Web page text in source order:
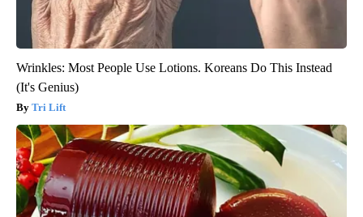
Wrinkles: Most People Use Lotions. Koreans Do This Instead
(It's Genius)
Tri Lift